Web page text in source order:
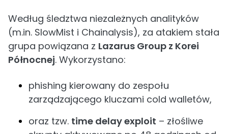
Według śledztwa niezależnych analityków
(m.in. SlowMist i Chainalysis), za atakiem stała
grupa powiązana z Lazarus Group z Korei
Północnej. Wykorzystano:
phishing kierowany do zespołu
zarządzającego kluczami cold walletów,
oraz tzw. time delay exploit – złośliwe